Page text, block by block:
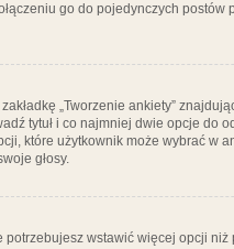
go do pojedynczych
„Tworzenie ankiety”
tytuł i co najmniej dwie opcje do
które użytkownik może wybrać w
głosy.
wstawić więcej opcji